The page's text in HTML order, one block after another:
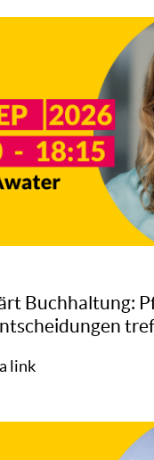
Buchhaltung:
link